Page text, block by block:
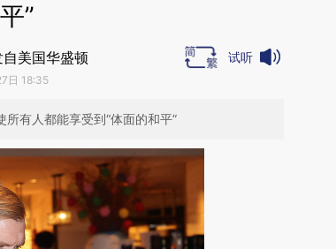
”
美国华盛顿
日 18:35
试听
有人都能享受到“体面的和平”